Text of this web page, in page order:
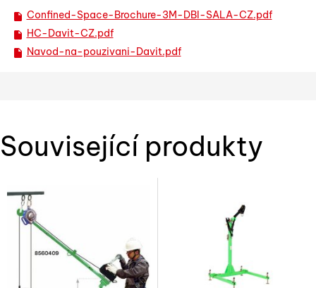
Confined-Space-Brochure-3M-DBI-SALA-CZ.pdf
HC-Davit-CZ.pdf
Navod-na-pouzivani-Davit.pdf
Související produkty